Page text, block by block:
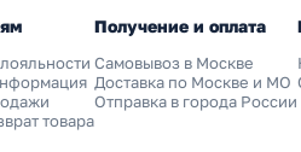
товара
Получение и оплата
Самовывоз в Москве
Доставка по Москве и МО
Отправка в города России